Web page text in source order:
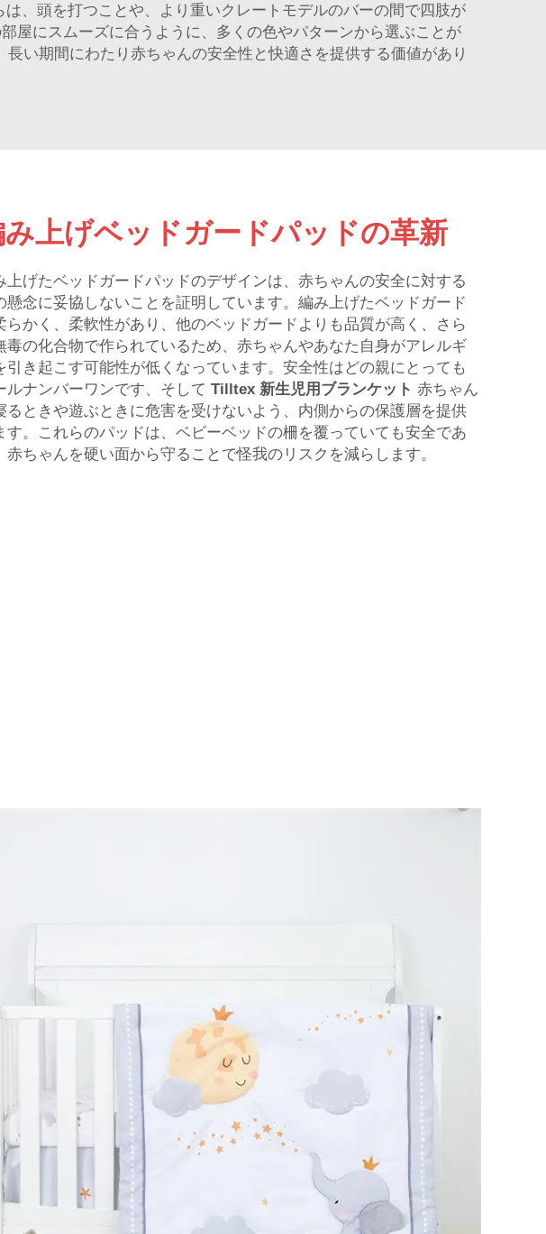
、頭を打つことや、より重いクレートモデルのバーの間で四肢が
屋にスムーズに合うように、多くの色やパターンから選ぶことが
い期間にわたり赤ちゃんの安全性と快適さを提供する価値があり
上げベッドガードパッドの革新
上げたベッドガードパッドのデザインは、赤ちゃんの安全に対する
懸念に妥協しないことを証明しています。編み上げたベッドガード
らかく、柔軟性があり、他のベッドガードよりも品質が高く、さら
毒の化合物で作られているため、赤ちゃんやあなた自身がアレルギ
引き起こす可能性が低くなっています。安全性はどの親にとっても
ルナンバーワンです、そして Tilltex 新生児用ブランケット 赤ちゃん
るときや遊ぶときに危害を受けないよう、内側からの保護層を提供
す。これらのパッドは、ベビーベッドの柵を覆っていても安全であ
赤ちゃんを硬い面から守ることで怪我のリスクを減らします。